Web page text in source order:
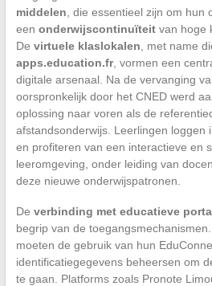
middelen , die essentieel zijn om
een onderwijscontinuïteitvan hoge
De virtuele klaslokalen , met name
apps.education.fr, vormen een
digitale arsenaal. Na de vervanging
oorspronkelijk door het CNED werd
oplossing naar voren als de
afstandsonderwijs. Leerlingen loggen
en profiteren van een interactieve en
leeromgeving, onder leiding van
deze nieuwe onderwijspatronen.
De verbinding met educatieve
begrip van de
moeten de gebruik van hun
identificatiegegevens beheersen om
te gaan. Platforms zoals Pronote